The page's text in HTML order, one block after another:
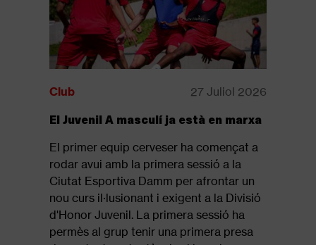
Club 27 Juliol 2026
El Juvenil A masculí ja està en marxa
El primer equip cerveser ha començat a
rodar avui amb la primera sessió a la
Ciutat Esportiva Damm per afrontar un
nou curs il·lusionant i exigent a la Divisió
d'Honor Juvenil. La primera sessió ha
permès al grup tenir una primera presa